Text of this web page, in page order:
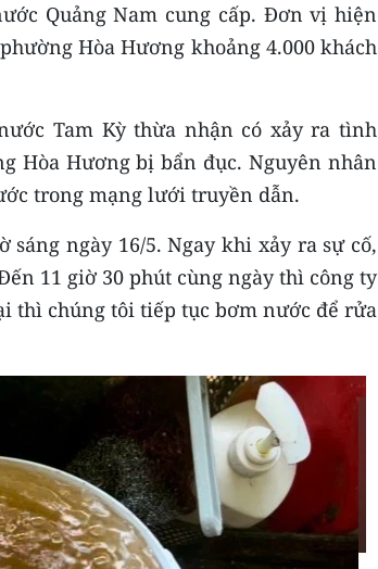
Quảng Nam cung cấp. Đơn vị hiện
Hòa Hương khoảng 4.000 khách
Tam Kỳ thừa nhận có xảy ra tình
Hòa Hương bị bẩn đục. Nguyên nhân
trong mạng lưới truyền dẫn.
sáng ngày 16/5. Ngay khi xảy ra sự cố,
11 giờ 30 phút cùng ngày thì công ty
thì chúng tôi tiếp tục bơm nước để rửa